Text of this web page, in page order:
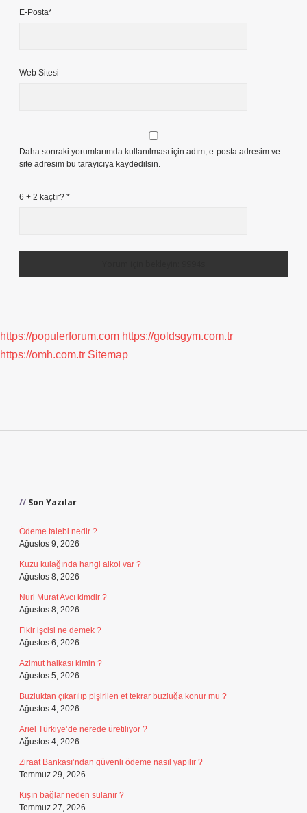
E-Posta*
Web Sitesi
Daha sonraki yorumlarımda kullanılması için adım, e-posta adresim ve
site adresim bu tarayıcıya kaydedilsin.
6 + 2 kaçtır? *
https://populerforum.com https://goldsgym.com.tr
https://omh.com.tr Sitemap
Son Yazılar
Ödeme talebi nedir ?
Ağustos 9, 2026
Kuzu kulağında hangi alkol var ?
Ağustos 8, 2026
Nuri Murat Avcı kimdir ?
Ağustos 8, 2026
Fikir işcisi ne demek ?
Ağustos 6, 2026
Azimut halkası kimin ?
Ağustos 5, 2026
Buzluktan çıkarılıp pişirilen et tekrar buzluğa konur mu ?
Ağustos 4, 2026
Ariel Türkiye’de nerede üretiliyor ?
Ağustos 4, 2026
Ziraat Bankası’ndan güvenli ödeme nasıl yapılır ?
Temmuz 29, 2026
Kışın bağlar neden sulanır ?
Temmuz 27, 2026